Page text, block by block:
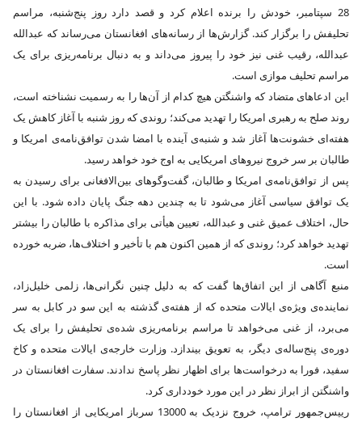
28 سپتامبر، خودش را برنده اعلام کرد و قصد دارد روز پنج‌شنبه، مراسم
تحلیفش را برگزار کند. گزارش‌ها از رسانه‌های افغانستان می‌رساند که عبدالله
عبدالله، رقیب غنی نیز خود را پیروز می‌داند و به دنبال برنامه‌ریزی برای یک
مراسم تحلیف موازی است.
این ادعاهای متضاد که واشنگتن هیچ کدام از آن‌ها را به رسمیت نشناخته است،
روند صلح به رهبری امریکا را تهدید می‌کند؛ روندی که روز شنبه با آغاز کاهش یک
هفته‌ای خشونت‌ها آغاز شد و شنبه‌ی آینده با امضا شدن توافق‌نامه‌ی امریکا و
طالبان بر سر خروج نیروهای امریکایی به اوج خود خواهد رسید.
پس از توافق‌نامه‌ی امریکا و طالبان، گفت‌وگوهای بین‌الافغانی برای رسیدن به
یک توافق سیاسی آغاز می‌شود تا به چندین دهه جنگ پایان داده شود. با این
حال، اختلاف عمیق غنی و عبدالله، تعیین هیأتی برای مذاکره با طالبان را بیشتر
تهدید خواهد کرد؛ روندی که از همین اکنون هم با تأخیر و اختلاف‌ها، ضربه خورده
است.
منبع آگاهی از این اتفاق‌ها گفت که به دلیل چنین نگرانی‌ها، زلمی خلیل‌زاد،
نماینده‌ی ویژه‌ی ایالات متحده که از هفته‌ی گذشته به این سو در کابل به سر
می‌برد، از غنی می‌خواهد تا مراسم برنامه‌ریزی شده‌ی تحلیفش را برای یک
دوره‌ی پنج‌ساله‌ی دیگر، به تعویق بیندازد. وزارت خارجه‌ی ایالات متحده و کاخ
سفید، فورا به درخواست‌ها برای اظهار نظر پاسخ ندادند. سفارت افغانستان در
واشنگتن از ابراز نظر در این مورد خودداری کرد.
رییس‌جمهور ترامپ، خروج نزدیک به 13000 سرباز امریکایی از افغانستان را